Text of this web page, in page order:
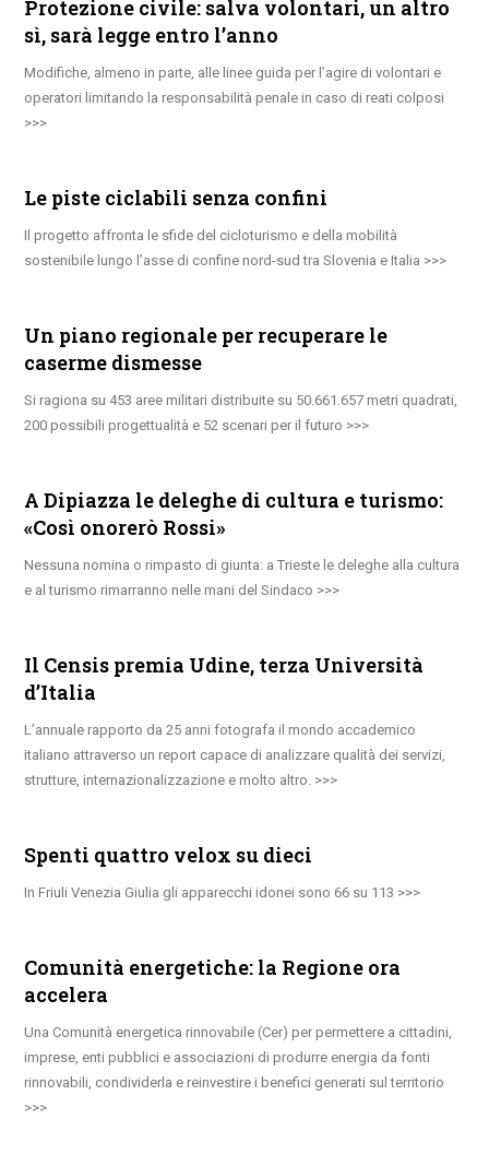
Protezione civile: salva volontari, un altro
sì, sarà legge entro l’anno
Modifiche, almeno in parte, alle linee guida per l’agire di volontari e
operatori limitando la responsabilità penale in caso di reati colposi
Le piste ciclabili senza confini
Il progetto affronta le sfide del cicloturismo e della mobilità
sostenibile lungo l’asse di confine nord-sud tra Slovenia e Italia
Un piano regionale per recuperare le
caserme dismesse
Si ragiona su 453 aree militari distribuite su 50.661.657 metri quadrati,
200 possibili progettualità e 52 scenari per il futuro
A Dipiazza le deleghe di cultura e turismo:
«Così onorerò Rossi»
Nessuna nomina o rimpasto di giunta: a Trieste le deleghe alla cultura
e al turismo rimarranno nelle mani del Sindaco
Il Censis premia Udine, terza Università
d’Italia
L’annuale rapporto da 25 anni fotografa il mondo accademico
italiano attraverso un report capace di analizzare qualità dei servizi,
strutture, internazionalizzazione e molto altro.
Spenti quattro velox su dieci
In Friuli Venezia Giulia gli apparecchi idonei sono 66 su 113
Comunità energetiche: la Regione ora
accelera
Una Comunità energetica rinnovabile (Cer) per permettere a cittadini,
imprese, enti pubblici e associazioni di produrre energia da fonti
rinnovabili, condividerla e reinvestire i benefici generati sul territorio